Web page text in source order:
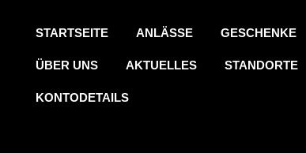
STARTSEITE ANLÄSSE GESCHENKE
ÜBER UNS AKTUELLES STANDORTE
KONTODETAILS